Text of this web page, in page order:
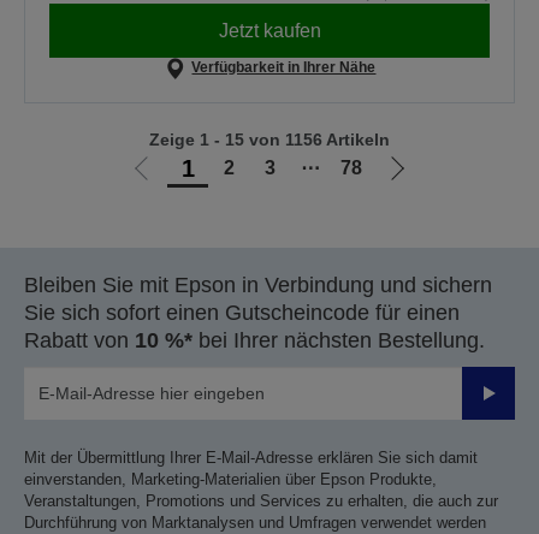
Jetzt kaufen
Verfügbarkeit in Ihrer Nähe
Zur
1 2 3 ⋯ 78
Zur
Zeige 1 - 15 von 1156 Artikeln
Bleiben Sie mit Epson in Verbindung und sichern
Sie sich sofort einen Gutscheincode für einen
Rabatt von 10 %* bei Ihrer nächsten Bestellung.
Mit der Übermittlung Ihrer E-Mail-Adresse erklären Sie sich damit
einverstanden, Marketing-Materialien über Epson Produkte,
Veranstaltungen, Promotions und Services zu erhalten, die auch zur
Durchführung von Marktanalysen und Umfragen verwendet werden